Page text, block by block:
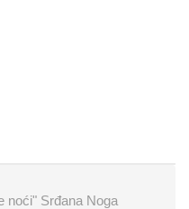
noći" Srđana Noga